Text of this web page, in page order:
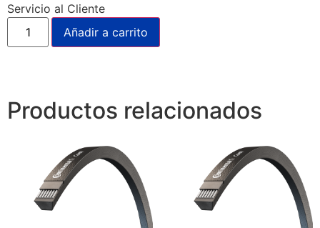
Servicio al Cliente
Añadir a carrito
Productos relacionados